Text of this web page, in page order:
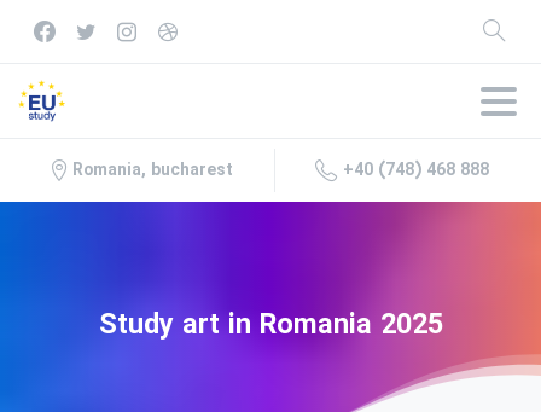
Romania, bucharest +40 (748) 468 888
Study art in Romania 2025